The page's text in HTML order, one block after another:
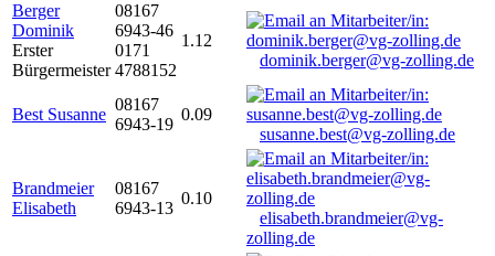
Berger
Dominik
Erster
Bürgermeister
08167
6943-46
0171
4788152
1.12
dominik.berger@vg-zolling.de
Best Susanne
08167
6943-19
0.09
susanne.best@vg-zolling.de
Brandmeier
Elisabeth
08167
6943-13
0.10
elisabeth.brandmeier@vg-
zolling.de